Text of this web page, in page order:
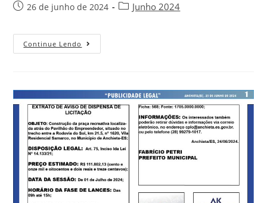
26 de junho de 2024 Junho 2024
Continue Lendo